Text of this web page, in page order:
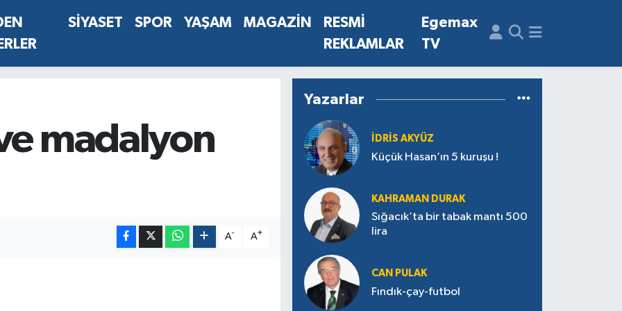
SİYASET SPOR YAŞAM MAGAZİN
RESMİ
REKLAMLAR
Egemax
TV
madalyon
A- A+
Yazarlar
İDRIS AKYÜZ
Küçük Hasan’ın 5 kuruşu !
KAHRAMAN DURAK
Sığacık’ta bir tabak mantı 500
lira
CAN PULAK
Fındık-çay-futbol